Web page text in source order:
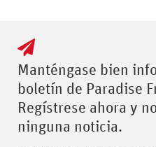
Manténgase bien
boletín de Paradise
Regístrese ahora y
ninguna noticia.